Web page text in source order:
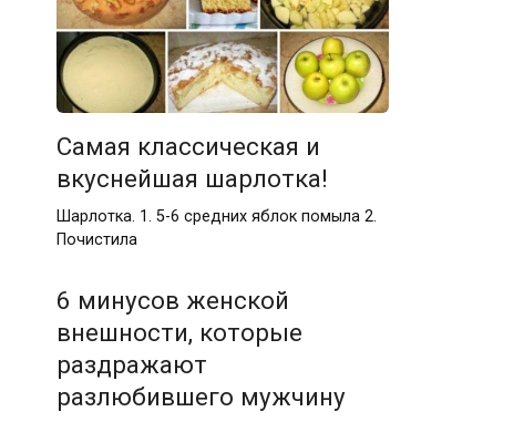
Самая классическая и
вкуснейшая шарлотка!
Шарлотка. 1. 5-6 средних яблок помыла 2.
Почистила
6 минусов женской
внешности, которые
раздражают
разлюбившего мужчину